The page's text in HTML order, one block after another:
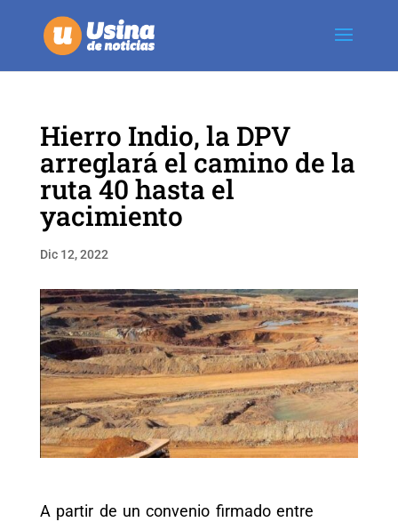
Hierro Indio, la DPV
arreglará el camino de la
ruta 40 hasta el
yacimiento
Dic 12, 2022
A partir de un convenio firmado entre